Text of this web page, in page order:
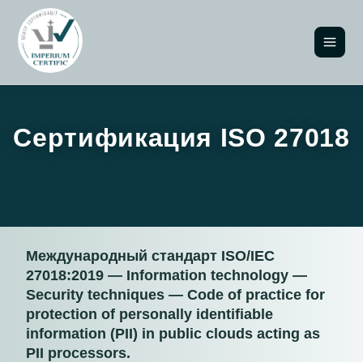
Сертификация ISO 27018
Международный стандарт ISO/IEC
27018:2019 — Information technology —
Security techniques — Code of practice for
protection of personally identifiable
information (PII) in public clouds acting as
PII processors.